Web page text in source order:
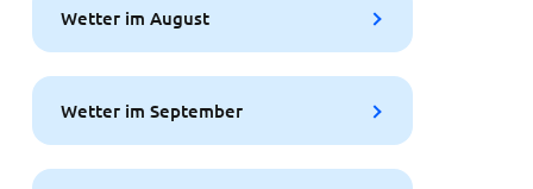
Wetter im August
Wetter im September